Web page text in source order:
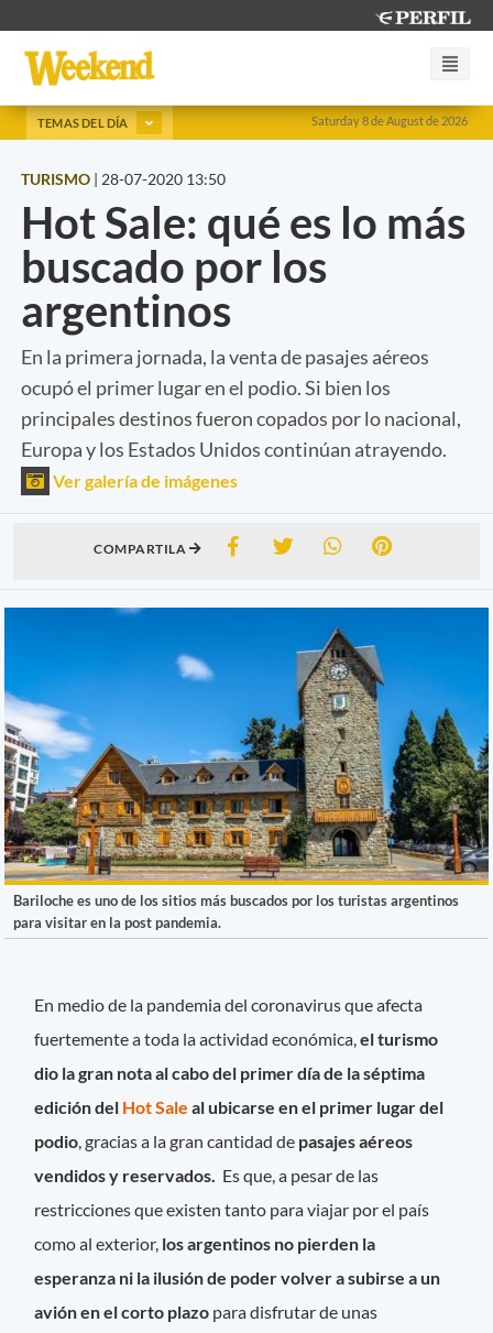
Saturday 8 de August de 2026
TEMAS DEL DÍA
TURISMO | 28-07-2020 13:50
Hot Sale: qué es lo más
buscado por los
argentinos
En la primera jornada, la venta de pasajes aéreos
ocupó el primer lugar en el podio. Si bien los
principales destinos fueron copados por lo nacional,
Europa y los Estados Unidos continúan atrayendo.
Ver galería de imágenes
COMPARTILA
Bariloche es uno de los sitios más buscados por los turistas argentinos
para visitar en la post pandemia.
En medio de la pandemia del coronavirus que afecta
fuertemente a toda la actividad económica,el turismo
dio la gran nota al cabo del primer día de la séptima
edición del Hot Saleal ubicarse en el primer lugar del
podio , gracias a la gran cantidad de pasajes aéreos
vendidos y reservados. Es que, a pesar de las
restricciones que existen tanto para viajar por el país
como al exterior, los argentinos no pierden la
esperanza ni la ilusión de poder volver a subirse a un
avión en el corto plazo para disfrutar de unas